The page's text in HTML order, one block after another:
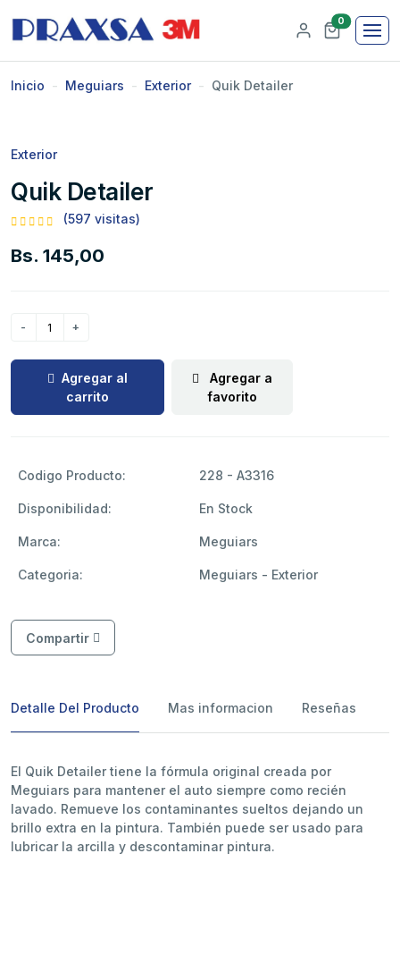
0
Inicio Meguiars Exterior Quik Detailer
Exterior
Quik Detailer
(597 visitas)
Bs. 145,00
Agregar al
carrito
Agregar a
favorito
Codigo Producto: 228 - A3316
Disponibilidad: En Stock
Marca: Meguiars
Categoria: Meguiars - Exterior
Compartir
Detalle Del Producto Mas informacion Reseñas
El Quik Detailer tiene la fórmula original creada por
Meguiars para mantener el auto siempre como recién
lavado. Remueve los contaminantes sueltos dejando un
brillo extra en la pintura. También puede ser usado para
lubricar la arcilla y descontaminar pintura.